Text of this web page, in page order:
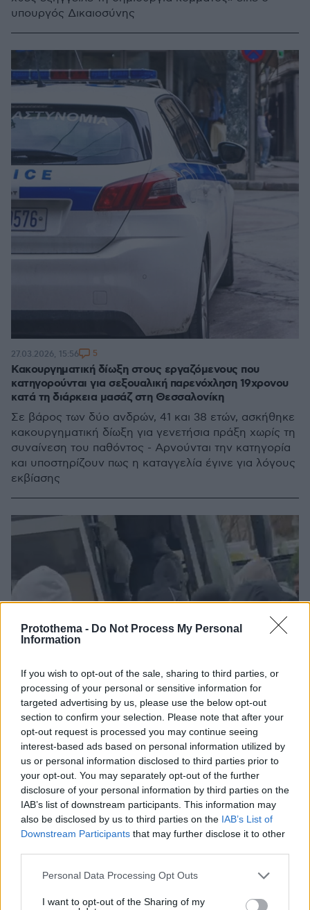
Protothema - Do Not Process My Personal
Information
If you wish to opt-out of the sale, sharing to third parties, or
processing of your personal or sensitive information for
targeted advertising by us, please use the below opt-out
section to confirm your selection. Please note that after your
opt-out request is processed you may continue seeing
interest-based ads based on personal information utilized by
us or personal information disclosed to third parties prior to
your opt-out. You may separately opt-out of the further
disclosure of your personal information by third parties on the
IAB’s list of downstream participants. This information may
also be disclosed by us to third parties on the IAB’s List of
Downstream Participants that may further disclose it to other
Please note that this website/app uses one or more Google
not limited to your visit or usage behaviour. You may click to
Personal Data Processing Opt Outs
I want to opt-out of the Sharing of my
υπουργός Δικαιοσύνης
Κακουργηματική δίωξη στους εργαζόμενους που
κατηγορούνται για σεξουαλική παρενόχληση 19χρονου
κατά τη διάρκεια μασάζ στη Θεσσαλονίκη
Σε βάρος των δύο ανδρών, 41 και 38 ετών, ασκήθηκε
κακουργηματική δίωξη για γενετήσια πράξη χωρίς τη
συναίνεση του παθόντος - Αρνούνται την κατηγορία
και υποστηρίζουν πως η καταγγελία έγινε για λόγους
εκβίασης
27.03.2026, 15:56 5
Κακουργηματική δίωξη στους 22 συλληφθέντες για τις
Μεταξύ άλλων κατηγορούνται και για φοροδιαφυγή
ύψους περίπου 11 εκατ. ευρώ μέσω εικονικών
εταιρειών και τιμολογίων
24.03.2026, 12:50 3